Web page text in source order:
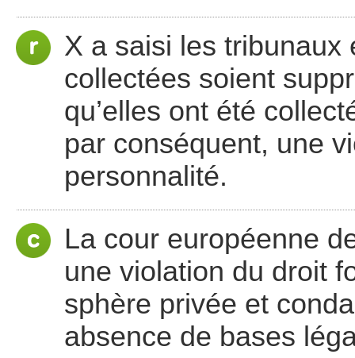
X a saisi les tribunaux
collectées soient
qu’elles ont été
par conséquent, une
personnalité.
La cour européenne
une violation du droit
sphère privée et
absence de bases